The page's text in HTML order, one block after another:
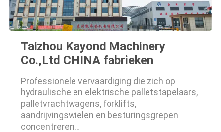
Taizhou Kayond Machinery
Co.,Ltd CHINA fabrieken
Professionele vervaardiging die zich op
hydraulische en elektrische palletstapelaars,
palletvrachtwagens, forklifts,
aandrijvingswielen en besturingsgrepen
concentreren…